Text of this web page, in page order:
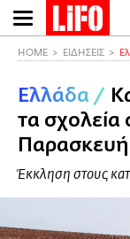
Παράκαμψη
προς
περιεχόμενο
HOME ΕΙΔΗΣΕΙΣ
Ελλάδα /
τα σχολεία
Παρασκευή
Έκκληση στους